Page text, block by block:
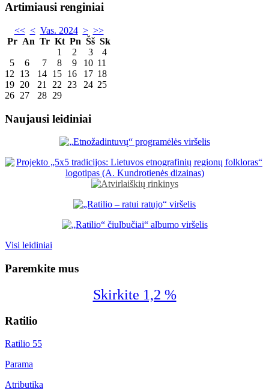
Artimiausi renginiai
<< < Vas. 2024 > >>
Pr An Tr Kt Pn Šš Sk
1
2 3
4
5
6 7 8 9 10 11
12
13 14 15 16 17 18
19 20 21 22 23 24 25
26 27 28 29
Naujausi leidiniai
Visi leidiniai
Paremkite mus
Skirkite 1,2 %
Ratilio
Ratilio 55
Parama
Atributika